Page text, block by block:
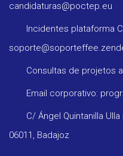
candidaturas@poctep.eu
Incidentes plataforma
Consultas de projetos
Email corporativo:
C/ Ángel Quintanilla
06011, Badajoz